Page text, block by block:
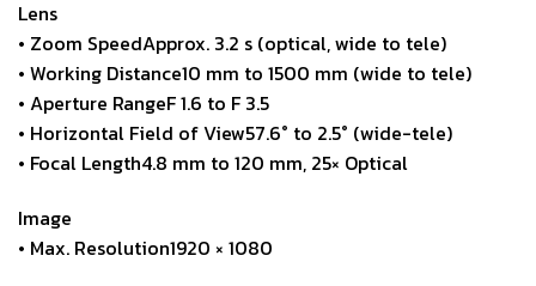
Lens
• Zoom SpeedApprox. 3.2 s (optical, wide to tele)
• Working Distance10 mm to 1500 mm (wide to tele)
• Aperture RangeF 1.6 to F 3.5
• Horizontal Field of View57.6° to 2.5° (wide-tele)
• Focal Length4.8 mm to 120 mm, 25× Optical
Image
• Max. Resolution1920 × 1080